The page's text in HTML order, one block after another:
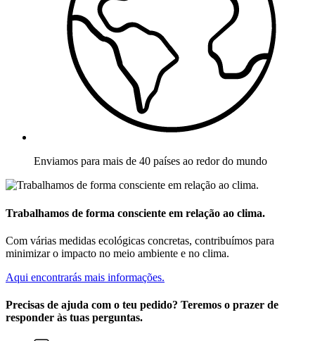
Enviamos para mais de 40 países ao redor do mundo
Trabalhamos de forma consciente em relação ao clima.
Com várias medidas ecológicas concretas, contribuímos para
minimizar o impacto no meio ambiente e no clima.
Aqui encontrarás mais informações.
Precisas de ajuda com o teu pedido? Teremos o prazer de
responder às tuas perguntas.